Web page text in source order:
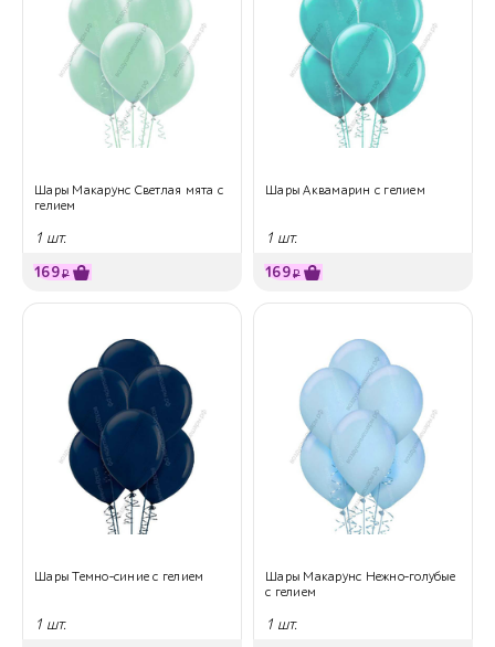
Шары Макарунс Светлая мята с
гелием
1 шт.
169₽
Шары Аквамарин с гелием
1 шт.
169₽
Шары Темно-синие с гелием
1 шт.
Шары Макарунс Нежно-голубые
с гелием
1 шт.